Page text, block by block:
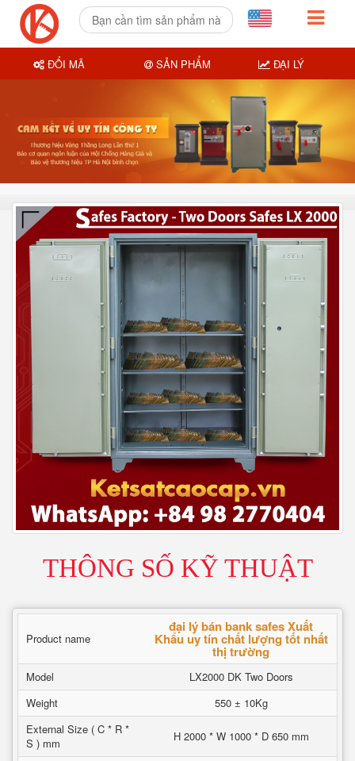
THÔNG SỐ KỸ THUẬT
Product name
đại lý bán bank safes Xuất
Khẩu uy tín chất lượng tốt nhất
thị trường
Model
LX2000 DK Two Doors
Weight
550 ± 10Kg
External Size ( C * R *
S ) mm
H 2000 * W 1000 * D 650 mm
ĐỔI MÃ SẢN PHẨM ĐẠI LÝ